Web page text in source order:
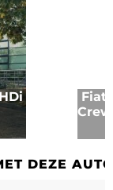
Fiat
DEZE